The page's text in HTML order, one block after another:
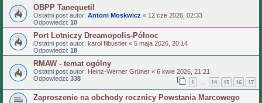
OBPP Tanequetil
Ostatni post autor: Antoni Moskwicz « 12 cze 2026, 02:33
Odpowiedzi: 10
Port Lotniczy Dreamopolis-Północ
Ostatni post autor: karol flibustier « 5 maja 2026, 20:14
Odpowiedzi: 18
RMAW - temat ogólny
Ostatni post autor: Heinz-Werner Grüner « 6 kwie 2026, 21:21
Odpowiedzi: 338 1 … 14 15 16 17
Zaproszenie na obchody rocznicy Powstania Marcowego